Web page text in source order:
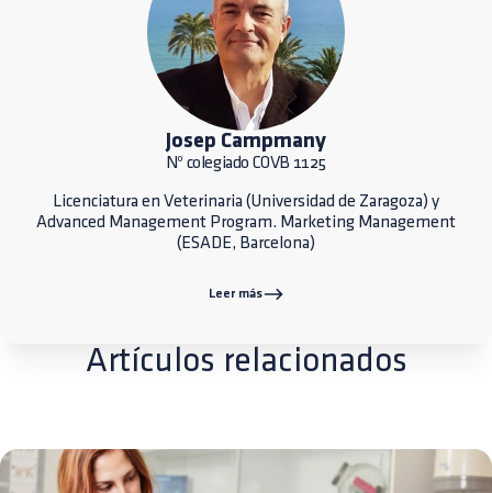
Josep Campmany
Nº colegiado COVB 1125
Licenciatura en Veterinaria (Universidad de Zaragoza) y
Advanced Management Program. Marketing Management
(ESADE, Barcelona)
Leer más
Artículos relacionados